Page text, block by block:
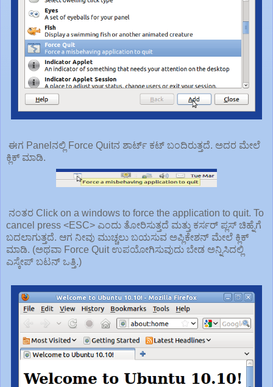
ಈಗ Panelನಲ್ಲಿ Force Quitನ ಶಾರ್ಟ್ ಕಟ್ ಬಂದಿರುತ್ತದೆ. ಅದರ ಮೇಲೆ
ಕ್ಲಿಕ್ ಮಾಡಿ.
ನಂತರ Click on a windows to force the application to quit. To
cancel press <ESC> ಎಂದು ತೋರಿಸುತ್ತದೆ ಮತ್ತು ಕರ್ಸರ್‍ ಪ್ಲಸ್ ಚಿಹ್ನೆಗೆ
ಬದಲಾಗುತ್ತದೆ. ಆಗ ನೀವು ಮುಚ್ಚಲು ಬಯಸುವ ಅಪ್ಲಿಕೇಶನ್ ಮೇಲೆ ಕ್ಲಿಕ್
ಮಾಡಿ. (ಅಥವಾ Force Quit ಉಪಯೋಗಿಸುವುದು ಬೇಡ ಅನ್ನಿಸಿದಲ್ಲಿ
ಎಸ್ಕೇಪ್ ಬಟನ್ ಒತ್ತಿ.)